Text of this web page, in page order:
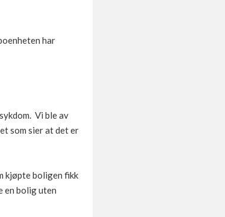
har
Vi ble av
som sier at det er
kjøpte boligen fikk
en bolig uten